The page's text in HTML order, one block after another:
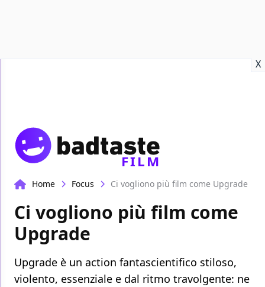
X
FILM
Home Focus Ci vogliono più film come Upgrade
Ci vogliono più film come
Upgrade
Upgrade è un action fantascientifico stiloso,
violento, essenziale e dal ritmo travolgente: ne